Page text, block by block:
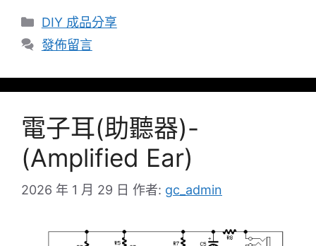
分
類
DIY 成品分享
發佈留言
電子耳(助聽器)-
(Amplified Ear)
2026 年 1 月 29 日 作者: gc_admin